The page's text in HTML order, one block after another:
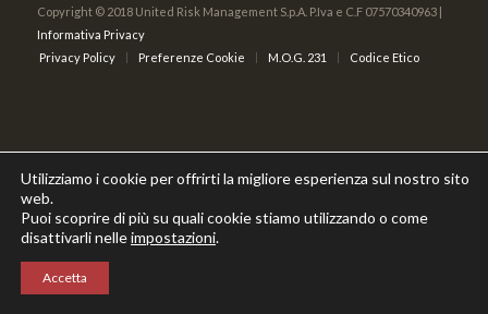
Copyright © 2018 United Risk Management S.p.A. P.Iva e C.F 07570340963 |
Informativa Privacy
Privacy Policy
Preferenze Cookie M.O.G. 231 Codice Etico
Utilizziamo i cookie per offrirti la migliore esperienza sul nostro sito
web.
Puoi scoprire di più su quali cookie stiamo utilizzando o come
disattivarli nelleimpostazioni.
Accetta